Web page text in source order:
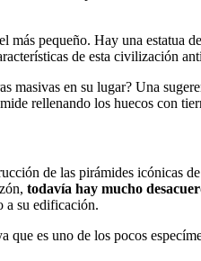
más pequeño. Hay una estatua de
de esta civilización
masivas en su lugar? Una
rellenando los huecos con
de las pirámides icónicas
todavía hay mucho
a su edificación.
es uno de los pocos